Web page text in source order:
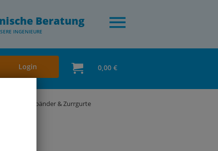
Beratung
INGENIEURE
Login 0,00 €
Hebebänder & Zurrgurte